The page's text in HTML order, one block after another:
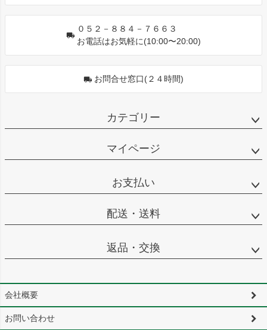
０５２－８８４－７６６３
お電話はお気軽に(10:00〜20:00)
お問合せ窓口(２４時間)
カテゴリー
マイページ
お支払い
配送・送料
返品・交換
会社概要
お問い合わせ